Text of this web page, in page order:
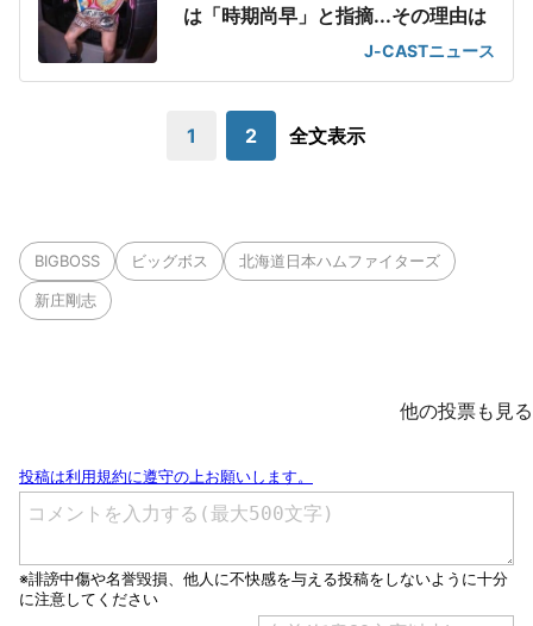
は「時期尚早」と指摘...その理由は
J-CASTニュース
1 2 全文表示
BIGBOSS ビッグボス 北海道日本ハムファイターズ
新庄剛志
他の投票も見る